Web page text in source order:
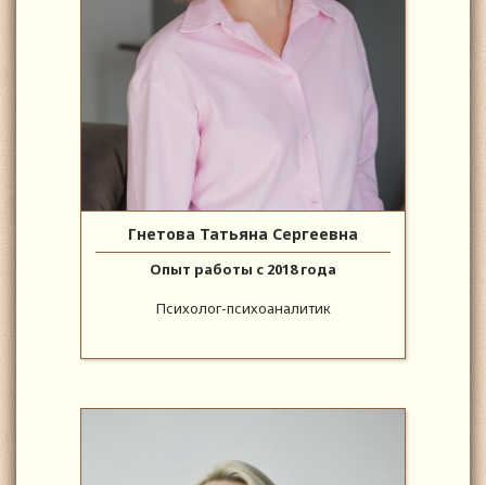
Гнетова Татьяна Сергеевна
Опыт работы с 2018 года
Психолог-психоаналитик